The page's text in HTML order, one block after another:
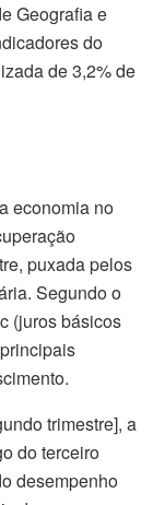
Geografia e
do
de 3,2% de
economia no
puxada pelos
Segundo o
(juros básicos
trimestre], a
do terceiro
desempenho